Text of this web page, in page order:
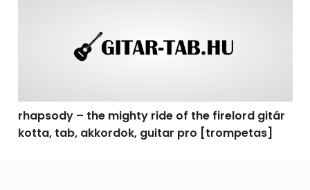
rhapsody – the mighty ride of the firelord gitár
kotta, tab, akkordok, guitar pro [trompetas]